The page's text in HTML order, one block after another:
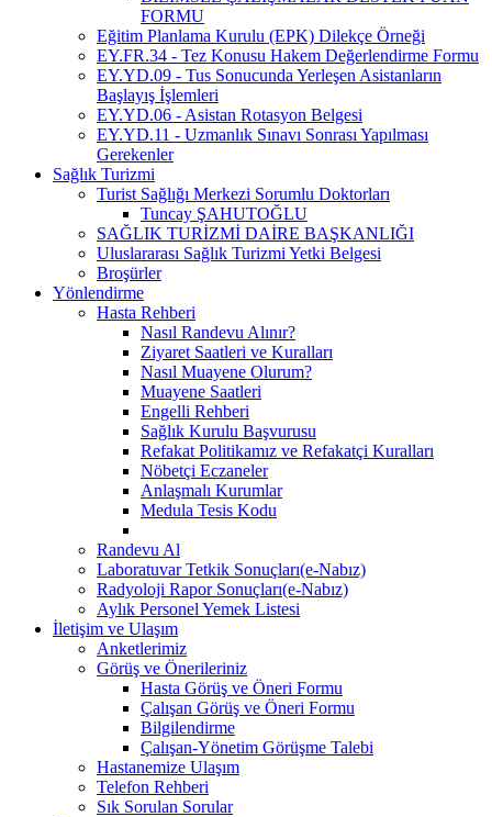
FORMU
Eğitim Planlama Kurulu (EPK) Dilekçe Örneği
EY.FR.34 - Tez Konusu Hakem Değerlendirme Formu
EY.YD.09 - Tus Sonucunda Yerleşen Asistanların
Başlayış İşlemleri
EY.YD.06 - Asistan Rotasyon Belgesi
EY.YD.11 - Uzmanlık Sınavı Sonrası Yapılması
Gerekenler
Sağlık Turizmi
Turist Sağlığı Merkezi Sorumlu Doktorları
Tuncay ŞAHUTOĞLU
SAĞLIK TURİZMİ DAİRE BAŞKANLIĞI
Uluslararası Sağlık Turizmi Yetki Belgesi
Broşürler
Yönlendirme
Hasta Rehberi
Nasıl Randevu Alınır?
Ziyaret Saatleri ve Kuralları
Nasıl Muayene Olurum?
Muayene Saatleri
Engelli Rehberi
Sağlık Kurulu Başvurusu
Refakat Politikamız ve Refakatçi Kuralları
Nöbetçi Eczaneler
Anlaşmalı Kurumlar
Medula Tesis Kodu
Randevu Al
Laboratuvar Tetkik Sonuçları(e-Nabız)
Radyoloji Rapor Sonuçları(e-Nabız)
Aylık Personel Yemek Listesi
İletişim ve Ulaşım
Anketlerimiz
Görüş ve Önerileriniz
Hasta Görüş ve Öneri Formu
Çalışan Görüş ve Öneri Formu
Bilgilendirme
Çalışan-Yönetim Görüşme Talebi
Hastanemize Ulaşım
Telefon Rehberi
Sık Sorulan Sorular